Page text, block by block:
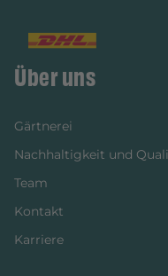
Über uns
Gärtnerei
Nachhaltigkeit und
Team
Kontakt
Karriere